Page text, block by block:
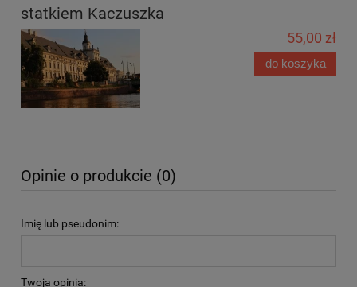
statkiem Kaczuszka
55,00 zł
do koszyka
Opinie o produkcie (0)
Imię lub pseudonim:
Twoja opinia: